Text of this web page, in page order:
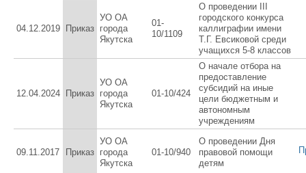
04.12.2019 Приказ
УО ОА
города
Якутска
01-
10/1109
О проведении III
городского конкурса
каллиграфии имени
Т.Г. Евсиковой среди
учащихся 5-8 классов
12.04.2024 Приказ
УО ОА
города
Якутска
01-10/424
О начале отбора на
предоставление
субсидий на иные
цели бюджетным и
автономным
учреждениям
09.11.2017 Приказ
УО ОА
города
Якутска
01-10/940
О проведении Дня
правовой помощи
детям